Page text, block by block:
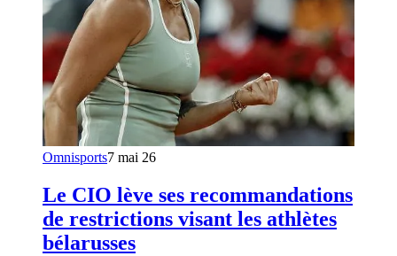
Omnisports7 mai 26
Le CIO lève ses recommandations
de restrictions visant les athlètes
bélarusses